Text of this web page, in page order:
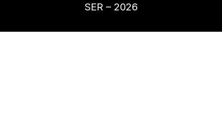
SER – 2026